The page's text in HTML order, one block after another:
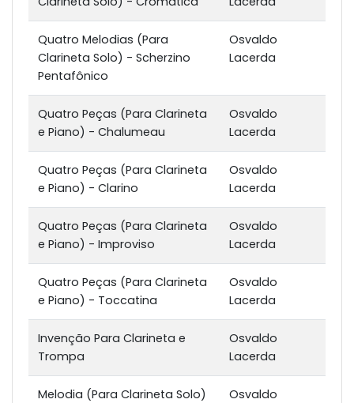
Quatro Melodias (Para
Clarineta Solo) - Scherzino
Pentafônico
Osvaldo
Lacerda
Quatro Peças (Para Clarineta
e Piano) - Chalumeau
Osvaldo
Lacerda
Quatro Peças (Para Clarineta
e Piano) - Clarino
Osvaldo
Lacerda
Quatro Peças (Para Clarineta
e Piano) - Improviso
Osvaldo
Lacerda
Quatro Peças (Para Clarineta
e Piano) - Toccatina
Osvaldo
Lacerda
Invenção Para Clarineta e
Trompa
Osvaldo
Lacerda
Melodia (Para Clarineta Solo)
Osvaldo